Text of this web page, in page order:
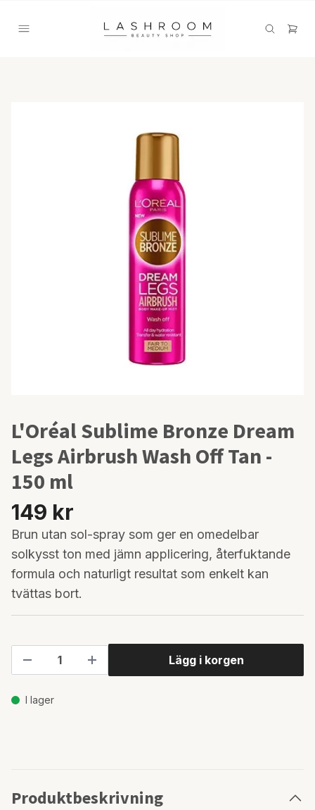
L'Oréal Sublime Bronze Dream
Legs Airbrush Wash Off Tan -
150 ml
149 kr
Brun utan sol-spray som ger en omedelbar
solkysst ton med jämn applicering, återfuktande
formula och naturligt resultat som enkelt kan
tvättas bort.
Lägg i korgen
I lager
Produktbeskrivning